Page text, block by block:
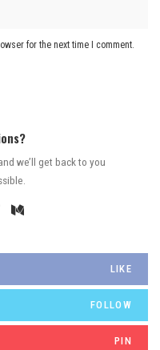
for the next time I comment.
we’ll get back to you
LIKE
FOLLOW
PIN